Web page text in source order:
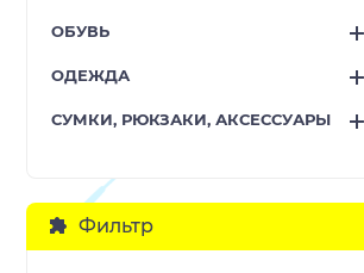
ОБУВЬ
ОДЕЖДА
СУМКИ, РЮКЗАКИ, АКСЕССУАРЫ
Фильтр